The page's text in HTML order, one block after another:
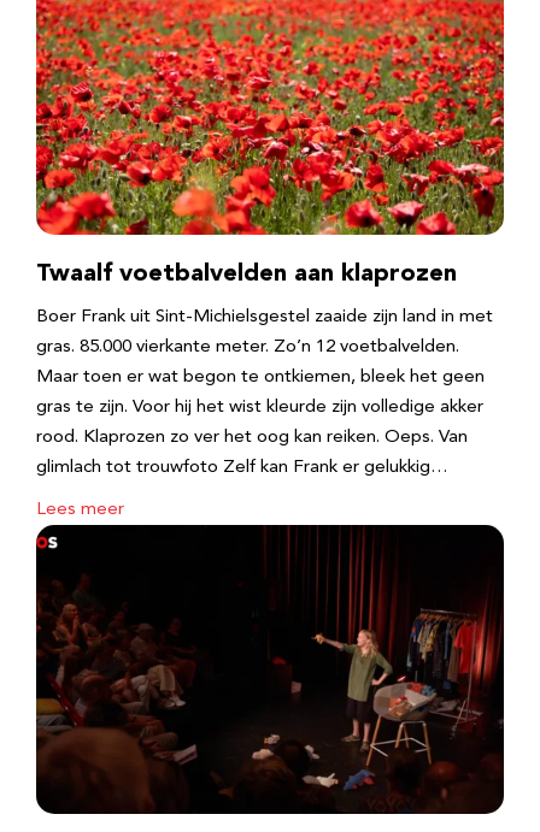
Twaalf voetbalvelden aan klaprozen
Boer Frank uit Sint-Michielsgestel zaaide zijn land in met
gras. 85.000 vierkante meter. Zo’n 12 voetbalvelden.
Maar toen er wat begon te ontkiemen, bleek het geen
gras te zijn. Voor hij het wist kleurde zijn volledige akker
rood. Klaprozen zo ver het oog kan reiken. Oeps. Van
glimlach tot trouwfoto Zelf kan Frank er gelukkig…
Lees meer